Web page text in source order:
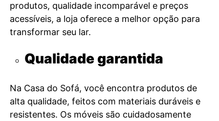
produtos, qualidade incomparável e preços
acessíveis, a loja oferece a melhor opção para
transformar seu lar.
Qualidade garantida
Na Casa do Sofá, você encontra produtos de
alta qualidade, feitos com materiais duráveis e
resistentes. Os móveis são cuidadosamente